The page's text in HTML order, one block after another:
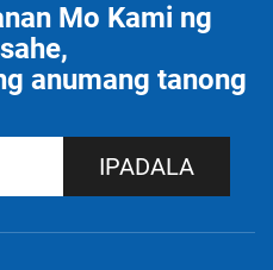
Mo Kami ng
anumang tanong
IPADALA